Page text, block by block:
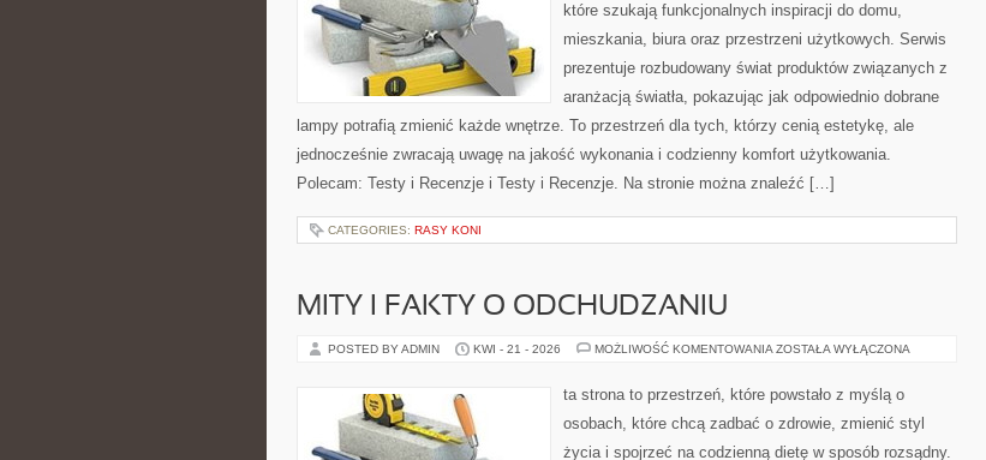
które szukają funkcjonalnych inspiracji do domu,
mieszkania, biura oraz przestrzeni użytkowych. Serwis
prezentuje rozbudowany świat produktów związanych z
aranżacją światła, pokazując jak odpowiednio dobrane
lampy potrafią zmienić każde wnętrze. To przestrzeń dla tych, którzy cenią estetykę, ale
jednocześnie zwracają uwagę na jakość wykonania i codzienny komfort użytkowania.
Polecam: Testy i Recenzje i Testy i Recenzje. Na stronie można znaleźć […]
CATEGORIES: RASY KONI
MITY I FAKTY O ODCHUDZANIU
POSTED BY ADMIN KWI - 21 - 2026 MOŻLIWOŚĆ KOMENTOWANIA MITY
ODCHUDZANIU
ZOSTAŁA WYŁĄCZONA
ta strona to przestrzeń, które powstało z myślą o
osobach, które chcą zadbać o zdrowie, zmienić styl
życia i spojrzeć na codzienną dietę w sposób rozsądny.